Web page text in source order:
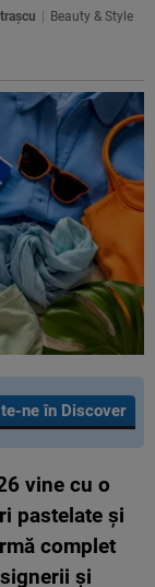
Beauty & Style
ne în Discover
vine cu o
pastelate și
complet
și